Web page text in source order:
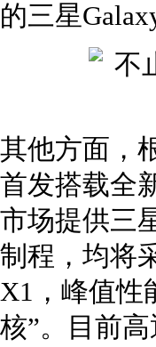
的三星
其他方面，
首发搭载全
市场提供三
制程，均将
X1，峰值性
核”。目前